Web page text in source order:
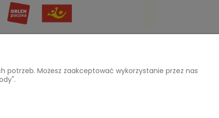
Możesz zaakceptować wykorzystanie przez nas